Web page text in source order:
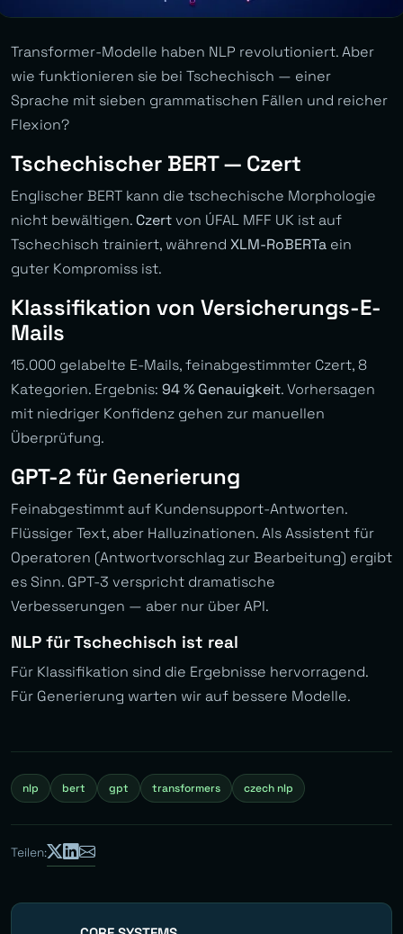
Transformer-Modelle haben NLP revolutioniert. Aber
wie funktionieren sie bei Tschechisch — einer
Sprache mit sieben grammatischen Fällen und reicher
Flexion?
Tschechischer BERT — Czert
Englischer BERT kann die tschechische Morphologie
nicht bewältigen. Czertvon ÚFAL MFF UK ist auf
Tschechisch trainiert, während XLM-RoBERTa ein
guter Kompromiss ist.
Klassifikation von Versicherungs-E-
Mails
15.000 gelabelte E-Mails, feinabgestimmter Czert, 8
Kategorien. Ergebnis: 94 % Genauigkeit. Vorhersagen
mit niedriger Konfidenz gehen zur manuellen
Überprüfung.
GPT-2 für Generierung
Feinabgestimmt auf Kundensupport-Antworten.
Flüssiger Text, aber Halluzinationen. Als Assistent für
Operatoren (Antwortvorschlag zur Bearbeitung) ergibt
es Sinn. GPT-3 verspricht dramatische
Verbesserungen — aber nur über API.
NLP für Tschechisch ist real
Für Klassifikation sind die Ergebnisse hervorragend.
Für Generierung warten wir auf bessere Modelle.
nlp bert gpt transformers czech nlp
Teilen: